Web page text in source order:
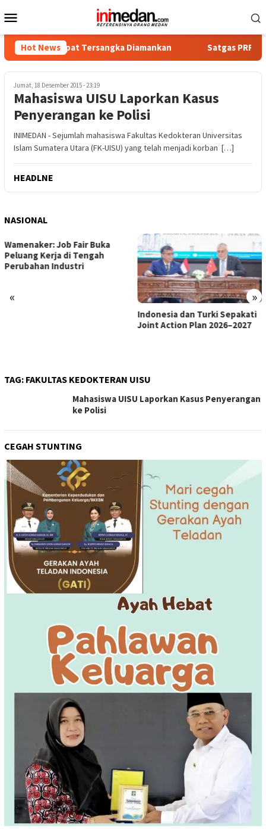
ke
Mobile
Hot News
Empat Tersangka Diamankan Satgas PRR Pacu
Jumat, 18 Desember 2015 - 23:19
Mahasiswa UISU Laporkan Kasus
Penyerangan ke Polisi
INIMEDAN - Sejumlah mahasiswa Fakultas Kedokteran Universitas
Islam Sumatera Utara (FK-UISU) yang telah menjadi korban […]
HEADLNE
NASIONAL
« »
Satgas PRR Pacu Realisasi
Tambahan TKD Aceh Rp1,65
TAG: FAKULTAS KEDOKTERAN UISU
Mahasiswa UISU Laporkan Kasus Penyerangan
ke Polisi
CEGAH STUNTING